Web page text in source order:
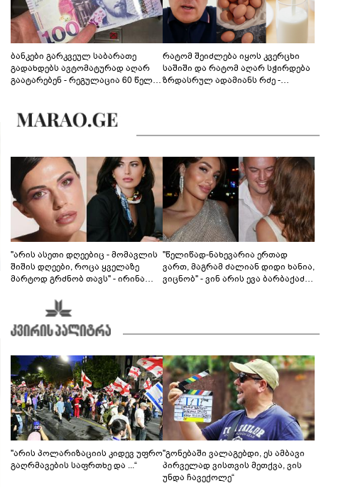
ბანკები გარკვეულ საბარათე
გადახდებს ავტომატურად აღარ
გაატარებენ - რეგულაცია 60 წელს
რატომ შეიძლება იყოს კვერცხი
საშიში და რატომ აღარ სჭირდება
ზრდასრულ ადამიანს რძე -
"არის ასეთი დღეებიც - მომავლის
შიშის დღეები, როცა ყველაზე
მარტოდ გრძნობ თავს" - ირინა
"წელიწად-ნახევარია ერთად
ვართ, მაგრამ ძალიან დიდი ხანია,
ვიცნობ" - ვინ არის ევა ბარბაქაძის
"არის პოლარიზაციის კიდევ უფრო
გაღრმავების საფრთხე და ...“
"გონებაში ვალაგებდი, ეს ამბავი
პირველად ვისთვის მეთქვა, ვის
უნდა ჩავექოლე“